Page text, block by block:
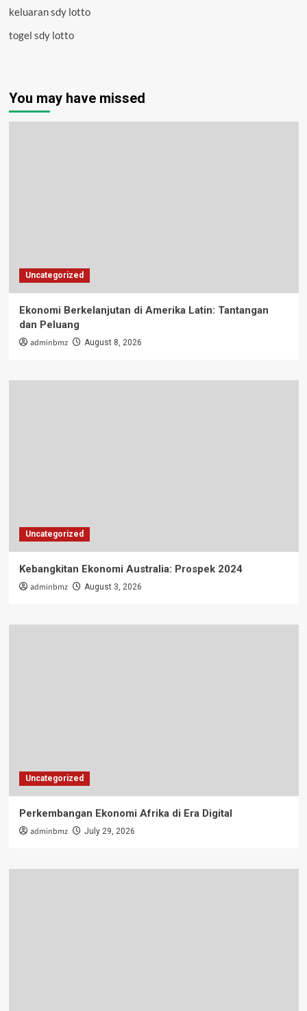
keluaran sdy lotto
togel sdy lotto
You may have missed
Uncategorized
Ekonomi Berkelanjutan di Amerika Latin: Tantangan
dan Peluang
adminbmz August 8, 2026
Uncategorized
Kebangkitan Ekonomi Australia: Prospek 2024
adminbmz August 3, 2026
Uncategorized
Perkembangan Ekonomi Afrika di Era Digital
adminbmz July 29, 2026